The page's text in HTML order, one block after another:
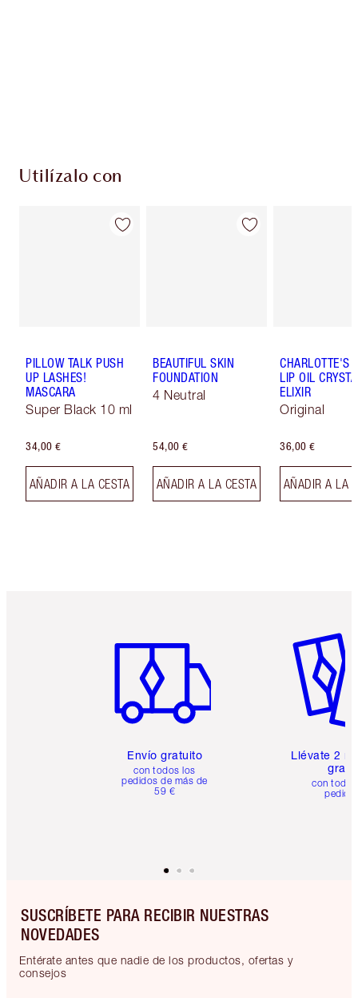
Utilízalo con
PILLOW TALK PUSH
UP LASHES!
MASCARA
Super Black 10 ml
34,00 €
AÑADIR A LA CESTA
BEAUTIFUL SKIN
FOUNDATION
4 Neutral
54,00 €
AÑADIR A LA CESTA
CHARLOTTE'S
LIP OIL
ELIXIR
Original
36,00 €
AÑADIR A LA
Envío gratuito
con todos los
pedidos de más de
59 €
Llévate 2
gratis
con
SUSCRÍBETE PARA RECIBIR NUESTRAS
NOVEDADES
Entérate antes que nadie de los productos, ofertas y
consejos